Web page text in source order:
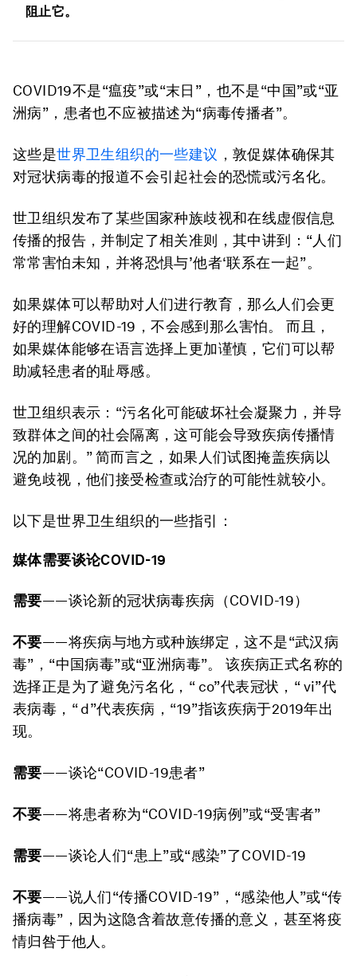
阻止它。
COVID19不是“瘟疫”或“末日”，也不是“中国”或“亚
洲病”，患者也不应被描述为“病毒传播者”。
这些是世界卫生组织的一些建议 ，敦促媒体确保其
对冠状病毒的报道不会引起社会的恐慌或污名化。
世卫组织发布了某些国家种族歧视和在线虚假信息
传播的报告，并制定了相关准则，其中讲到：“人们
常常害怕未知，并将恐惧与’他者‘联系在一起”。
如果媒体可以帮助对人们进行教育，那么人们会更
好的理解COVID-19，不会感到那么害怕。 而且，
如果媒体能够在语言选择上更加谨慎，它们可以帮
助减轻患者的耻辱感。
世卫组织表示：“污名化可能破坏社会凝聚力，并导
致群体之间的社会隔离，这可能会导致疾病传播情
况的加剧。” 简而言之，如果人们试图掩盖疾病以
避免歧视，他们接受检查或治疗的可能性就较小。
以下是世界卫生组织的一些指引：
媒体需要谈论COVID-19
需要——谈论新的冠状病毒疾病（COVID-19）
不要——将疾病与地方或种族绑定，这不是“武汉病
毒”，“中国病毒”或“亚洲病毒”。 该疾病正式名称的
选择正是为了避免污名化，“ co”代表冠状，“ vi”代
表病毒，“ d”代表疾病，“19”指该疾病于2019年出
现。
需要——谈论“COVID-19患者”
不要——将患者称为“COVID-19病例”或“受害者”
需要——谈论人们“患上”或“感染”了COVID-19
不要——说人们“传播COVID-19”，“感染他人”或“传
播病毒”，因为这隐含着故意传播的意义，甚至将疫
情归咎于他人。